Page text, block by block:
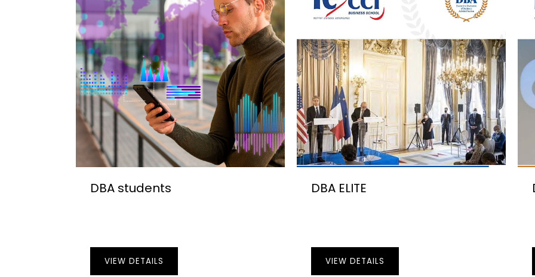
DBA students
VIEW DETAILS
DBA ELITE
VIEW DETAILS